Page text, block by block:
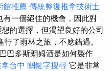
館推薦 傳統整復推拿技術士
有一個絕佳的機會，因此對
的選擇，但渴望良好的公司
了雨林之旅，不應錯過。
巴多斯朗姆酒是如何製作
台中 關鍵字搜尋 它是非常